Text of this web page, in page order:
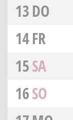
13DO
14FR
15SA
16SO